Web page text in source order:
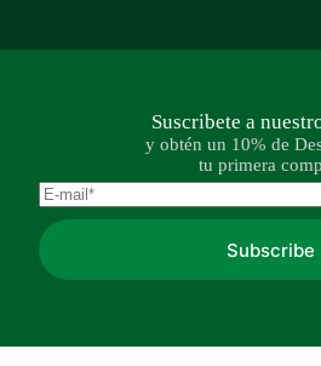
Suscribete a
y obtén un 10% de
tu primera
Subscribe